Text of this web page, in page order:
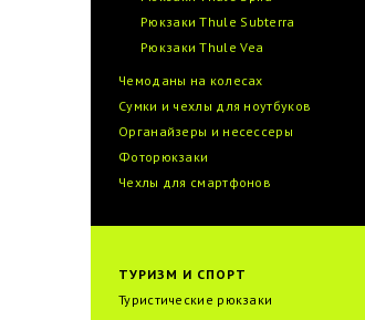
Рюкзаки Thule Subterra
Рюкзаки Thule Vea
Чемоданы на колесах
Сумки и чехлы для ноутбуков
Органайзеры и несессеры
Фоторюкзаки
Чехлы для смартфонов
ТУРИЗМ И СПОРТ
Туристические рюкзаки